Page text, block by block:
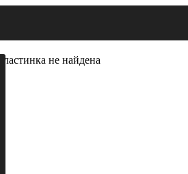
Пластинка не найдена